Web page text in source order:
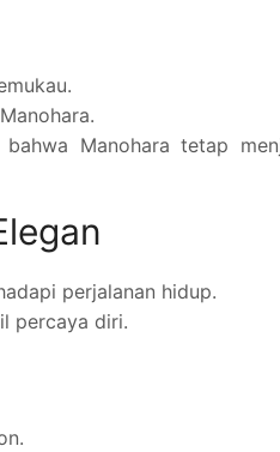
Manohara tetap
perjalanan hidup.
percaya diri.